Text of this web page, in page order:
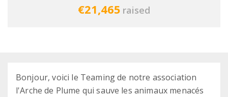
€21,465 raised
Bonjour, voici le Teaming de notre association
l'Arche de Plume qui sauve les animaux menacés